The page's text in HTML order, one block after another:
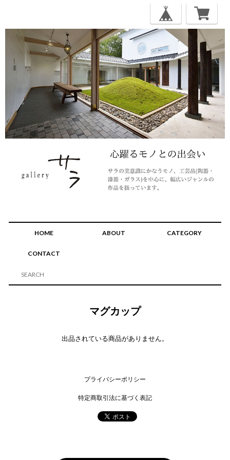
HOME ABOUT CATEGORY
CONTACT
マグカップ
出品されている商品がありません。
プライバシーポリシー
特定商取引法に基づく表記